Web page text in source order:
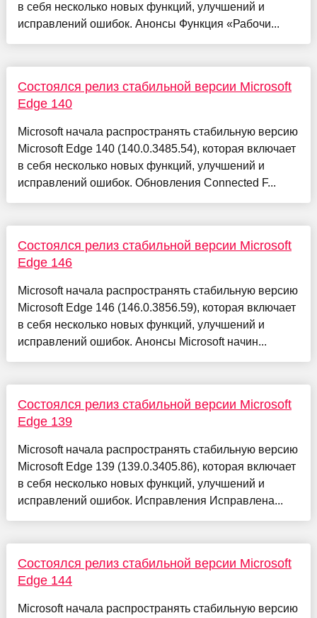
в себя несколько новых функций, улучшений и
исправлений ошибок. Анонсы Функция «Рабочи...
Состоялся релиз стабильной версии Microsoft
Edge 140
Microsoft начала распространять стабильную версию
Microsoft Edge 140 (140.0.3485.54), которая включает
в себя несколько новых функций, улучшений и
исправлений ошибок. Обновления Connected F...
Состоялся релиз стабильной версии Microsoft
Edge 146
Microsoft начала распространять стабильную версию
Microsoft Edge 146 (146.0.3856.59), которая включает
в себя несколько новых функций, улучшений и
исправлений ошибок. Анонсы Microsoft начин...
Состоялся релиз стабильной версии Microsoft
Edge 139
Microsoft начала распространять стабильную версию
Microsoft Edge 139 (139.0.3405.86), которая включает
в себя несколько новых функций, улучшений и
исправлений ошибок. Исправления Исправлена...
Состоялся релиз стабильной версии Microsoft
Edge 144
Microsoft начала распространять стабильную версию